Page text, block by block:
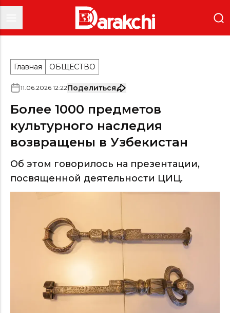
Главная ОБЩЕСТВО
11.06.2026 12:22Поделиться
Более 1000 предметов
культурного наследия
возвращены в Узбекистан
Об этом говорилось на презентации,
посвященной деятельности ЦИЦ.